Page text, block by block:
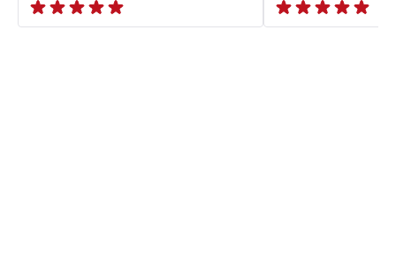
ratings.NaN ratings.NaN